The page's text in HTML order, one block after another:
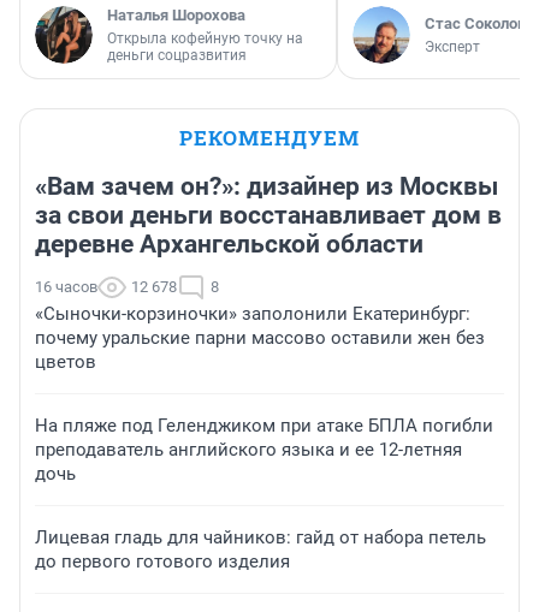
Наталья Шорохова
Открыла кофейную точку на
деньги соцразвития
Стас Соколов
Эксперт
РЕКОМЕНДУЕМ
«Вам зачем он?»: дизайнер из Москвы
за свои деньги восстанавливает дом в
деревне Архангельской области
16 часов 12 678 8
«Сыночки-корзиночки» заполонили Екатеринбург:
почему уральские парни массово оставили жен без
цветов
На пляже под Геленджиком при атаке БПЛА погибли
преподаватель английского языка и ее 12-летняя
дочь
Лицевая гладь для чайников: гайд от набора петель
до первого готового изделия